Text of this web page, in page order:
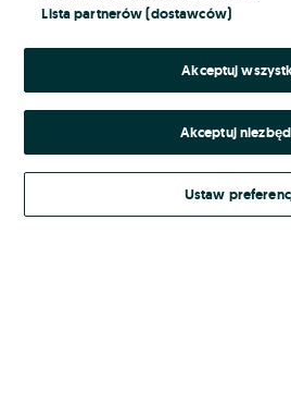
Kontynuując za pośrednictwem jednego z
Regulamin serwisu OLX.pl w
Lista partnerów (dostawców)
Akceptuj
Akceptuj
Ustaw